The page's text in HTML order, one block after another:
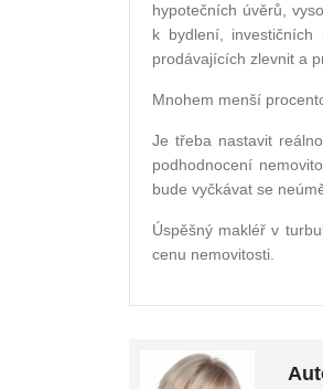
hypotečních úvěrů,
k bydlení, investičních
prodávajících zlevnit a
Mnohem menší
Je třeba nastavit
podhodnocení
bude vyčkávat se
Úspěšný makléř v
cenu nemovitosti.